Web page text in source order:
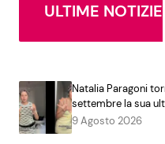
ULTIME NOTIZIE
Natalia Paragoni
settembre la sua
9 Agosto 2026